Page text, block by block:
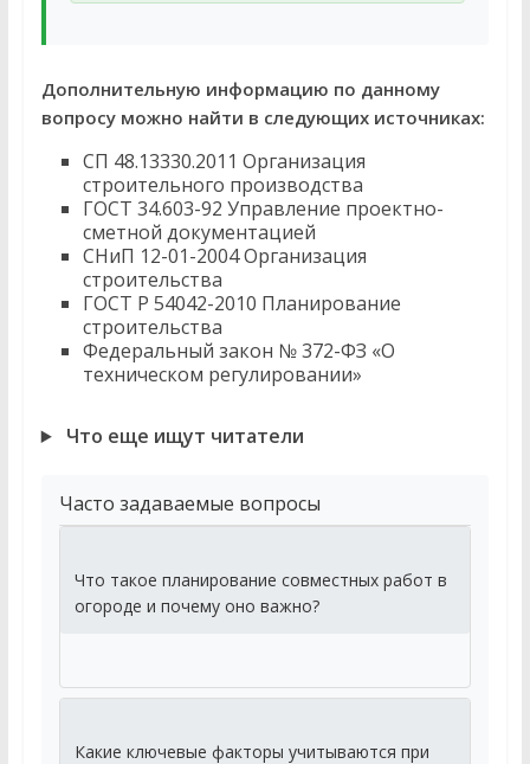
Дополнительную информацию по данному
вопросу можно найти в следующих источниках:
СП 48.13330.2011 Организация
строительного производства
ГОСТ 34.603-92 Управление проектно-
сметной документацией
СНиП 12-01-2004 Организация
строительства
ГОСТ Р 54042-2010 Планирование
строительства
Федеральный закон № 372-ФЗ «О
техническом регулировании»
Что еще ищут читатели
Часто задаваемые вопросы
Что такое планирование совместных работ в
огороде и почему оно важно?
Какие ключевые факторы учитываются при